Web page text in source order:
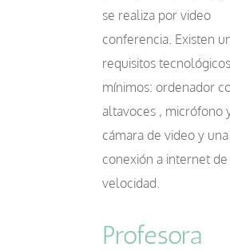
se realiza por video
conferencia. Existen
requisitos tecnológicos
mínimos: ordenador
altavoces , micrófono
cámara de video y una
conexión a internet
velocidad.
Profesora